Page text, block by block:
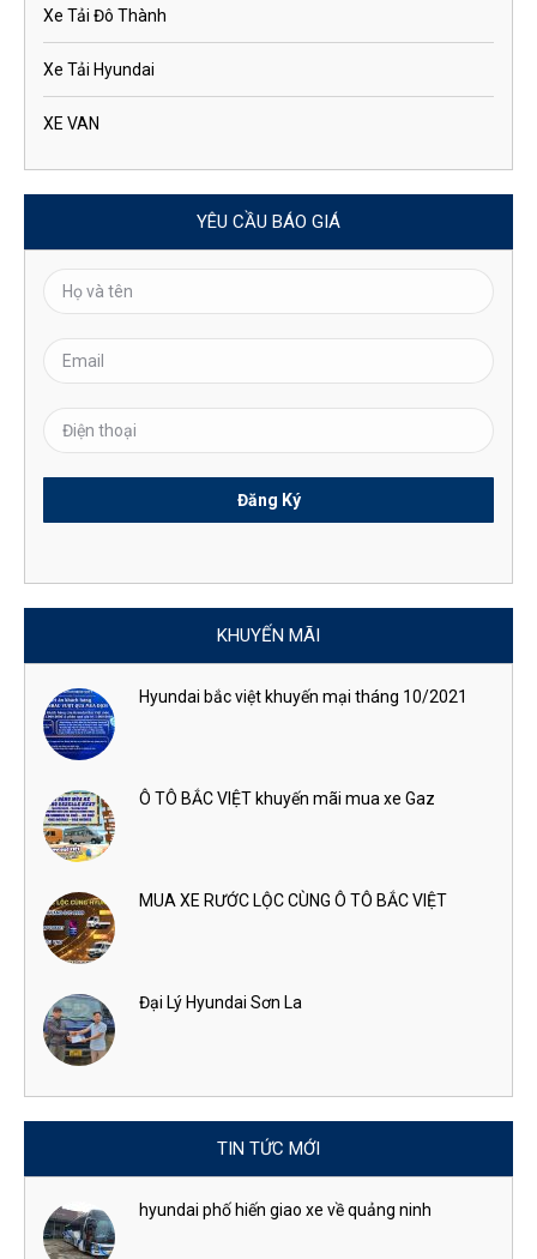
Xe Tải Đô Thành
Xe Tải Hyundai
XE VAN
YÊU CẦU BÁO GIÁ
KHUYẾN MÃI
Hyundai bắc việt khuyến mại tháng 10/2021
Ô TÔ BẮC VIỆT khuyến mãi mua xe Gaz
MUA XE RƯỚC LỘC CÙNG Ô TÔ BẮC VIỆT
Đại Lý Hyundai Sơn La
TIN TỨC MỚI
hyundai phố hiến giao xe về quảng ninh